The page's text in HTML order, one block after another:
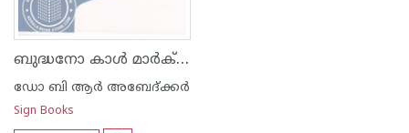
ബുദ്ധനോ കാൾ മാർക്സോ
ഡോ ബി ആര്‍ അബേദ്ക്കര്‍
Sign Books